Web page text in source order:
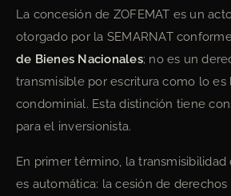
La concesión de ZOFEMAT es un
otorgado por la SEMARNAT
de Bienes Nacionales; no es un
transmisible por escritura como lo es
condominial. Esta distinción tiene
para el inversionista.
En primer término, la
es automática: la cesión de